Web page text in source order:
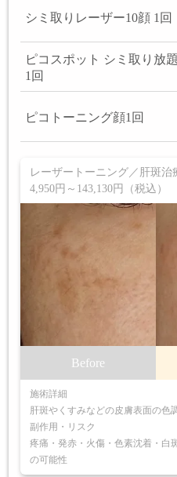
シミ取りレーザー10顔 1回
ピコスポット シミ取り放
1回
ピコトーニング顔1回
レーザートーニング／肝斑治
4,950円～143,130円（税込）
Before
施術詳細
肝斑やくすみなどの皮膚表面の色
副作用・リスク
疼痛・発赤・火傷・色素沈着・白
の可能性